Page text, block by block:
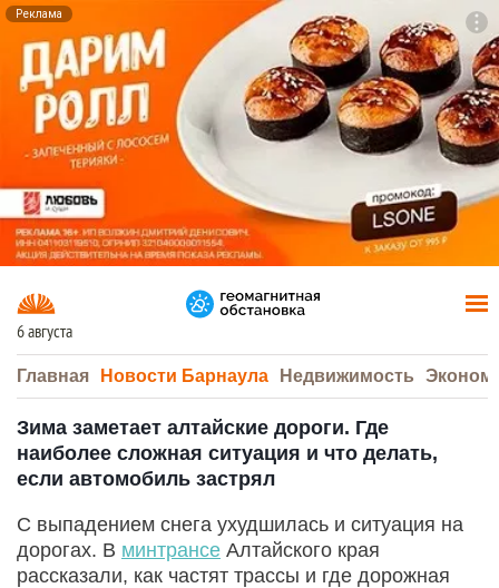
Реклама
6 августа
Главная Новости Барнаула Недвижимость
Зима заметает алтайские дороги. Где
наиболее сложная ситуация и что делать,
если автомобиль застрял
С выпадением снега ухудшилась и ситуация на
дорогах. В минтрансе Алтайского края
рассказали, как частят трассы и где дорожная